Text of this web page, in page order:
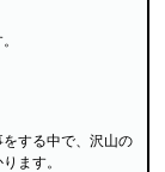
する中で、沢山の
ます。